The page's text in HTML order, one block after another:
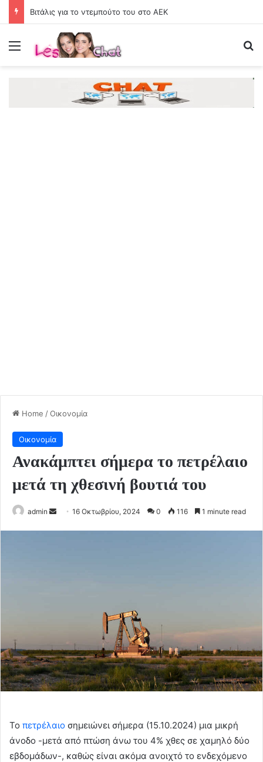
Βιτάλις για το ντεμπούτο του στο ΑΕΚ
Menu
Home /Οικονομία
Οικονομία
Ανακάμπτει σήμερα το πετρέλαιο
μετά τη χθεσινή βουτιά του
admin
Send16 Οκτωβρίου, 2024 0 116 1 minute read
Το πετρέλαιο σημειώνει σήμερα (15.10.2024) μια μικρή
άνοδο -μετά από πτώση άνω του 4% χθες σε χαμηλό δύο
εβδομάδων-, καθώς είναι ακόμα ανοιχτό το ενδεχόμενο